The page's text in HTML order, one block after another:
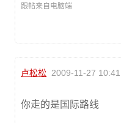
跟帖来自电脑端
卢松松 2009-11-27
你走的是国际路线